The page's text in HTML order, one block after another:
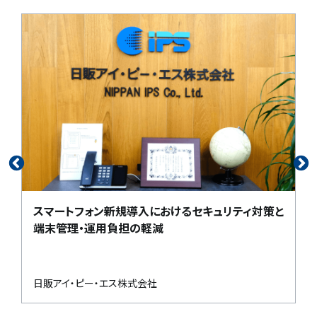
スマートフォン新規導入におけるセキュリティ対策と
端末管理・運用負担の軽減
日販アイ・ピー・エス株式会社